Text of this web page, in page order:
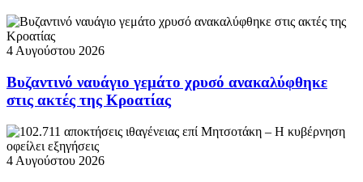
4 Αυγούστου 2026
Βυζαντινό ναυάγιο γεμάτο χρυσό ανακαλύφθηκε
στις ακτές της Κροατίας
4 Αυγούστου 2026